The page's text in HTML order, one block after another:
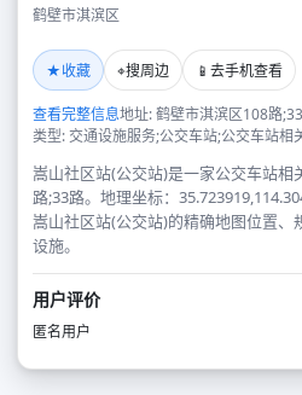
鹤壁市淇滨区
★收藏 ⌖搜周边 📱 去手机查看
查看完整信息地址: 鹤壁市淇滨区108路
类型: 交通设施服务;公交车站;公交车站相
嵩山社区站(公交站)是一家公交车站相
路;33路。地理坐标：
嵩山社区站(公交站)的精确地图位置、
设施。
用户评价
匿名用户